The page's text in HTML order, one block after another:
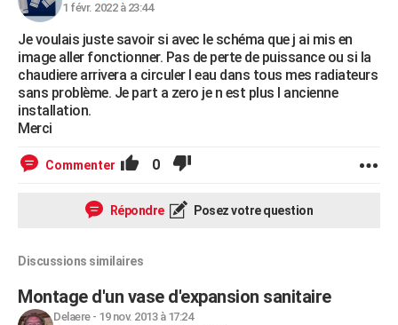
1 févr. 2022 à 23:44
Je voulais juste savoir si avec le schéma que j ai mis en
image aller fonctionner. Pas de perte de puissance ou si la
chaudiere arrivera a circuler l eau dans tous mes radiateurs
sans problème. Je part a zero je n est plus l ancienne
installation.
Merci
Commenter 0
Répondre Posez votre question
Discussions similaires
Montage d'un vase d'expansion sanitaire
Delaere- 19 nov. 2013 à 17:24